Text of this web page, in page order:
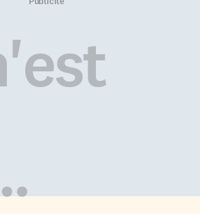
co-
avec
d’Extrême-Orient. 13 jardins du
Moyen-Orient et de l’Asie du
Sud. 71 jardins d’Europe. 9